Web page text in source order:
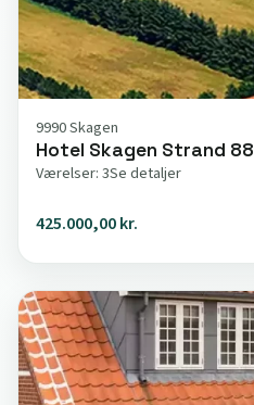
9990 Skagen
Hotel Skagen Strand 88
Værelser: 3Se detaljer
425.000,00 kr.